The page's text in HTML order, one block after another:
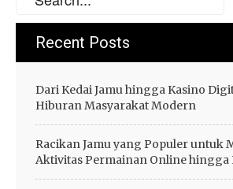
Recent Posts
Dari Kedai Jamu hingga Kasino
Hiburan Masyarakat Modern
Racikan Jamu yang Populer untuk
Aktivitas Permainan Online hingga